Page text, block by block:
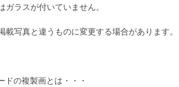
ガラスが付いていません。
載写真と違うものに変更する場合があります。
ドの複製画とは・・・